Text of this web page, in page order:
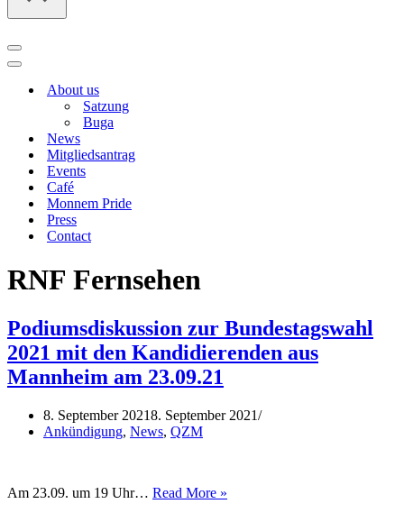
Navigations-
Menü
Navigations-
About us
Satzung
Buga
News
Mitgliedsantrag
Events
Café
Monnem Pride
Press
Contact
RNF Fernsehen
Podiumsdiskussion zur Bundestagswahl
2021 mit den Kandidierenden aus
Mannheim am 23.09.21
8. September 20218. September 2021
Ankündigung, News, QZM
Am 23.09. um 19 Uhr… Read More »